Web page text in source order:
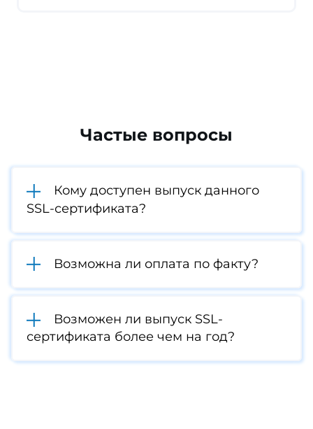
Частые вопросы
Кому доступен выпуск данного
SSL-сертификата?
Возможна ли оплата по факту?
Возможен ли выпуск SSL-
сертификата более чем на год?